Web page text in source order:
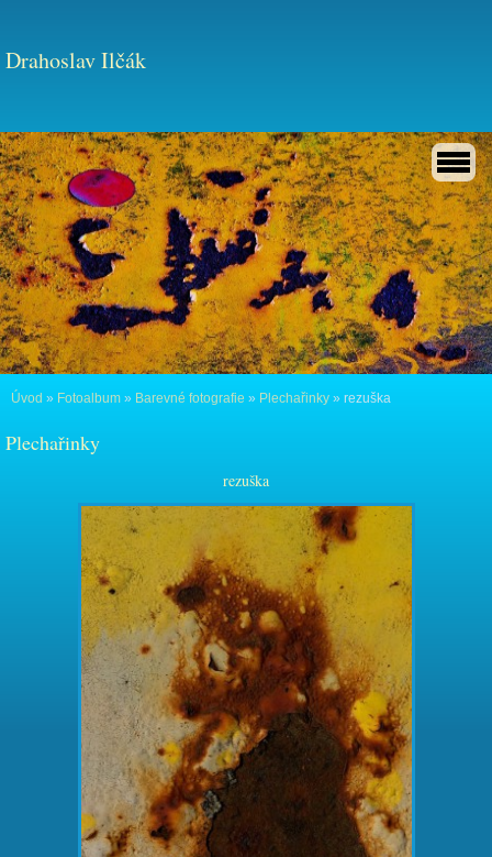
Drahoslav Ilčák
Úvod » Fotoalbum » Barevné fotografie » Plechařinky » rezuška
Plechařinky
rezuška